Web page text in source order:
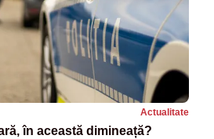
Actualitate
în această dimineață?